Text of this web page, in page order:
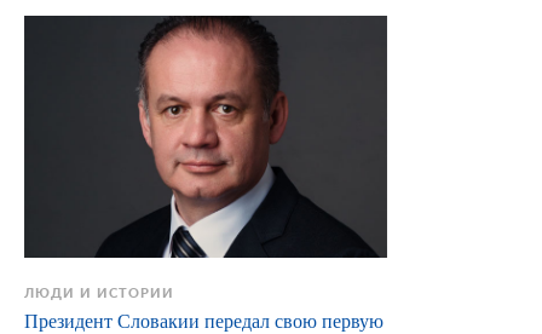
ЛЮДИ И ИСТОРИИ
Президент Словакии передал свою первую